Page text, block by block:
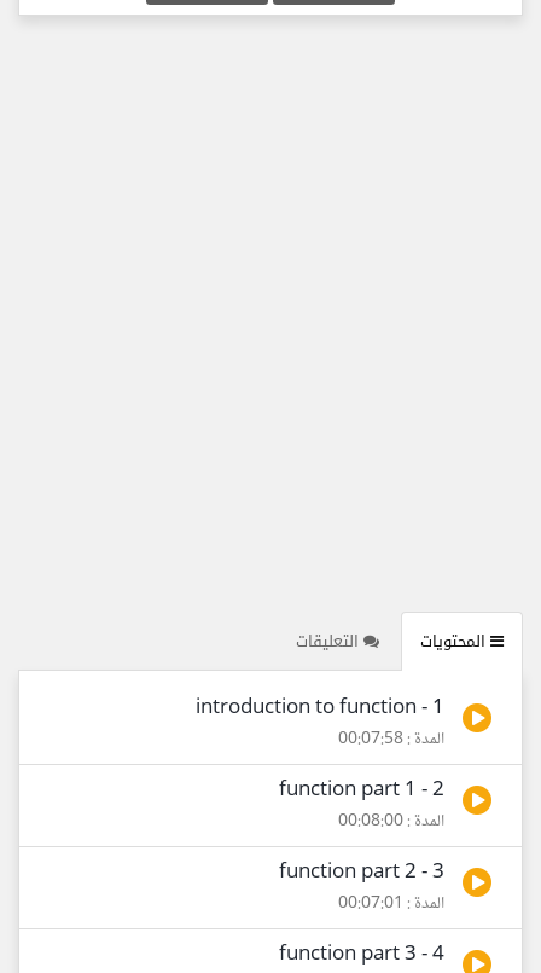
المحتويات التعليقات
1 - introduction to function
المدة : 00:07:58
2 - function part 1
المدة : 00:08:00
3 - function part 2
المدة : 00:07:01
4 - function part 3